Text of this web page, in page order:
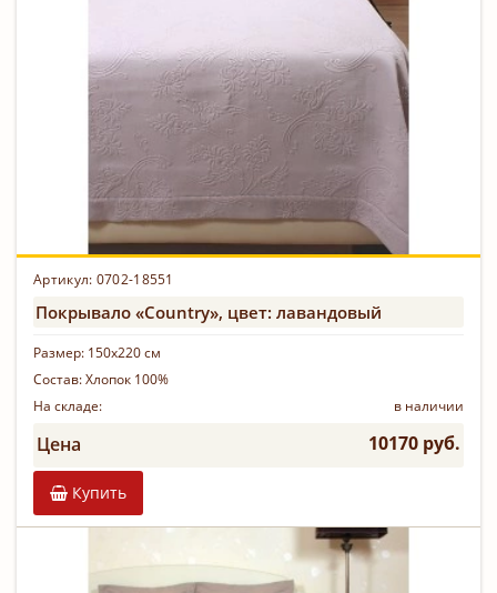
Артикул: 0702-18551
Покрывало «Country», цвет: лавандовый
Размер: 150х220 см
Состав:Хлопок 100%
На складе:
в наличии
Цена 10170 руб.
Купить